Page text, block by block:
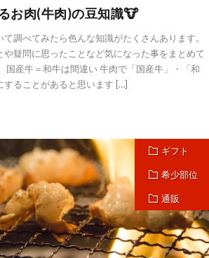
お肉(牛肉)の豆知識🐮
て調べてみたら色んな知識がたくさんあります。
や疑問に思ったことなど気になった事をまとめて
国産牛＝和牛は間違い 牛肉で「国産牛」・「和
することがあると思います […]
ギフト
希少部位
通販